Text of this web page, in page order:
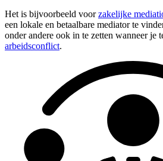
Het is bijvoorbeeld voorzakelijke
een lokale en betaalbare mediator te
onder andere ook in te zetten wanneer je
arbeidsconflict.